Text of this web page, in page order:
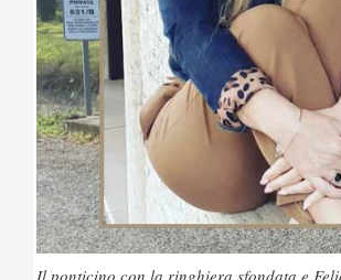
Il ponticino con la ringhiera sfondata e